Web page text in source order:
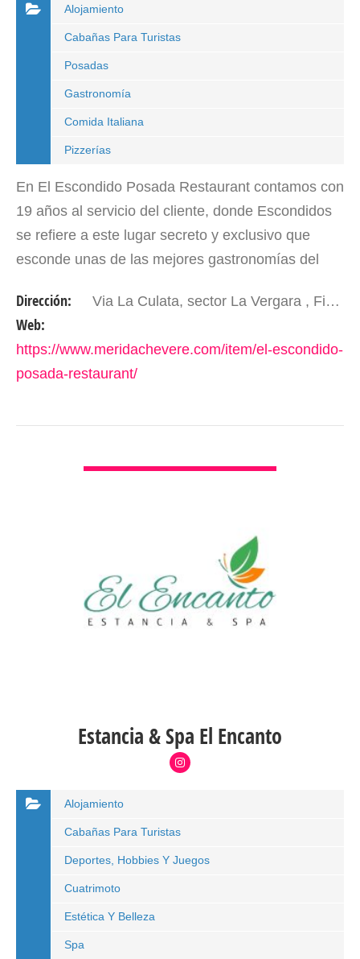
Alojamiento
Cabañas Para Turistas
Posadas
Gastronomía
Comida Italiana
Pizzerías
En El Escondido Posada Restaurant contamos con
19 años al servicio del cliente, donde Escondidos
se refiere a este lugar secreto y exclusivo que
esconde unas de las mejores gastronomías del
de la…
Dirección: Via La Culata, sector La Vergara , Finca Escondido; 3 Km de Hotel Valle Grande. Mérida - Edo. Mérida. Venezuela.
Web:
https://www.meridachevere.com/item/el-escondido-
posada-restaurant/
Estancia & Spa El Encanto
Alojamiento
Cabañas Para Turistas
Deportes, Hobbies Y Juegos
Cuatrimoto
Estética Y Belleza
Spa